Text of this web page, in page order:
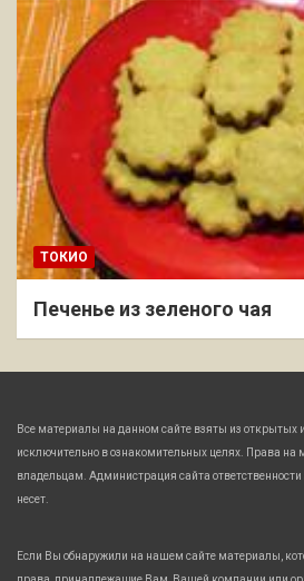
ТОКИО
Печенье из зеленого чая
Все материалы на данном сайте взяты из открытых
исключительно в ознакомительных целях. Права
владельцам. Администрация сайта
несет.
Если Вы обнаружили на нашем сайте материалы,